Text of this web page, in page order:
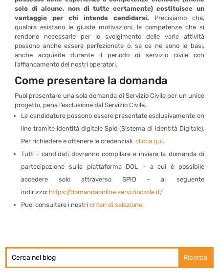
solo di alcune, non di tutte certamente) costituisce un
vantaggio per chi intende candidarsi. Precisiamo che,
qualora esistano le giuste motivazioni, le competenze che si
rendono necessarie per lo svolgimento delle varie attività
possono anche essere perfezionate o, se ce ne sono le basi,
anche acquisite durante il periodo di servizio civile con
l’affiancamento dei nostri operatori.
Come presentare la domanda
Puoi presentare una sola domanda di Servizio Civile per un unico
progetto, pena l’esclusione dal Servizio Civile.
Le candidature possono essere presentate esclusivamente on
line tramite identità digitale Spid (Sistema di Identità Digitale).
Per richiedere e ottenere le credenzialiclicca qui.
Tutti i candidati dovranno compilare e inviare la domanda di
partecipazione sulla piattaforma DOL – a cui è possibile
accedere solo attraverso SPID – al seguente
indirizzo: https://domandaonline.serviziocivile.it/
Puoi consultare i nostricriteri di selezione.